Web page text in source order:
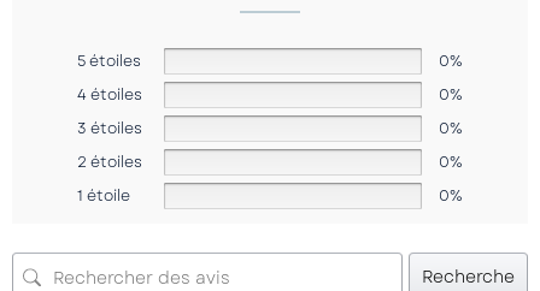
5 étoiles
0%
4 étoiles
0%
3 étoiles
0%
2 étoiles
0%
1 étoile
0%
Recherche